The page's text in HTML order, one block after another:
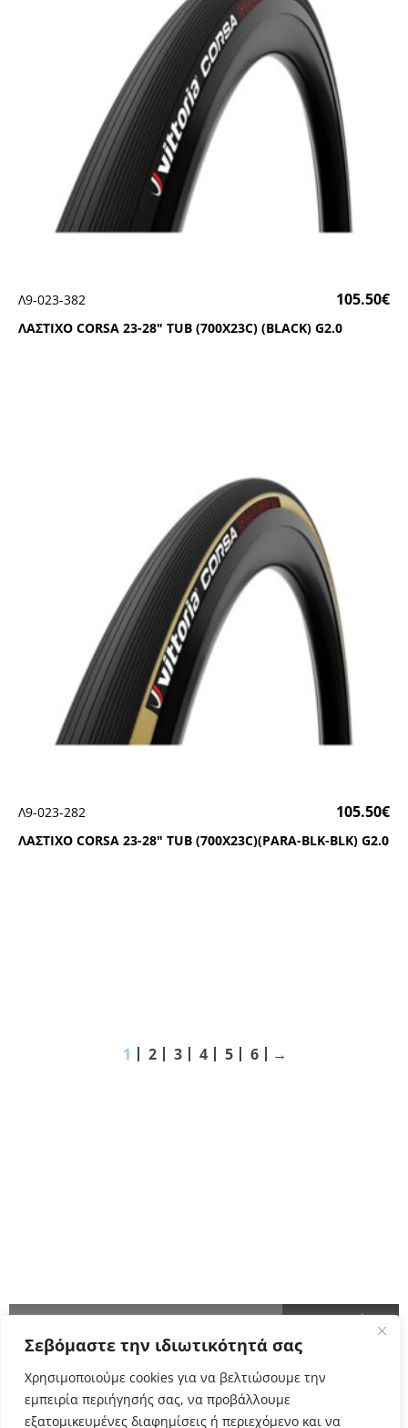
Σεβόμαστε την ιδιωτικότητά σας
Χρησιμοποιούμε cookies για να βελτιώσουμε την
εμπειρία περιήγησής σας, να προβάλλουμε
εξατομικευμένες διαφημίσεις ή περιεχόμενο και να
ΛΑΣΤΙΧΟ CΟRSΑ 23-28″ ΤUΒ (700Χ23C) (ΒLΑCΚ) G2.0
Λ9-023-382 105.50€
ΛΑΣΤΙΧΟ CΟRSΑ 23-28″ ΤUΒ (700Χ23C)(ΡΑRΑ-ΒLΚ-ΒLΚ) G2.0
Λ9-023-282 105.50€
1 2 3 4 5 6 →